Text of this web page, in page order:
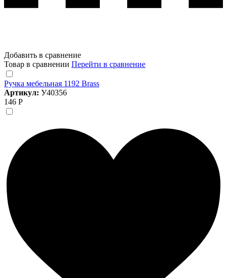
Добавить в сравнение
Товар в сравнении Перейти в сравнение
Ручка мебельная 1192 Brass
Артикул: У40356
146 Р